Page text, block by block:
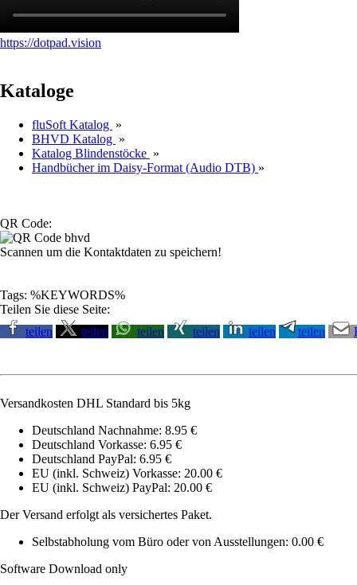
https://dotpad.vision
Kataloge
fluSoft Katalog »
BHVD Katalog »
Katalog Blindenstöcke »
Handbücher im Daisy-Format (Audio DTB) »
QR Code:
Scannen um die Kontaktdaten zu speichern!
Tags: %KEYWORDS%
Teilen Sie diese Seite:
teilen
teilen teilen teilen teilen teilen
Versandkosten DHL Standard bis 5kg
Deutschland Nachnahme: 8.95 €
Deutschland Vorkasse: 6.95 €
Deutschland PayPal: 6.95 €
EU (inkl. Schweiz) Vorkasse: 20.00 €
EU (inkl. Schweiz) PayPal: 20.00 €
Der Versand erfolgt als versichertes Paket.
Selbstabholung vom Büro oder von Ausstellungen: 0.00 €
Software Download only